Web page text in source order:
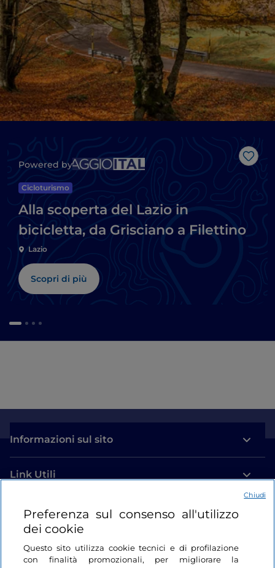
Like
Powered by
Cicloturismo
Alla scoperta del Lazio in
bicicletta, da Grisciano a Filettino
Lazio
Scopri di più
Informazioni sul sito
Link Utili
Login
Restiamo in contatto
Preferenza sul consenso all'utilizzo
dei cookie
Questo sito utilizza cookie tecnici e di profilazione
con finalità promozionali, per migliorare la
Chiudi